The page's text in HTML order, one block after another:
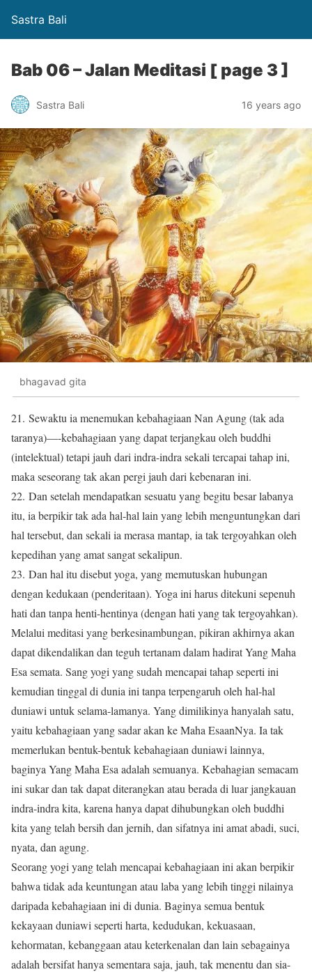
Sastra Bali
Bab 06 – Jalan Meditasi [ page 3 ]
Sastra Bali 16 years ago
bhagavad gita
21. Sewaktu ia menemukan kebahagiaan Nan Agung (tak ada
taranya)—-kebahagiaan yang dapat terjangkau oleh buddhi
(intelektual) tetapi jauh dari indra-indra sekali tercapai tahap ini,
maka seseorang tak akan pergi jauh dari kebenaran ini.
22. Dan setelah mendapatkan sesuatu yang begitu besar labanya
itu, ia berpikir tak ada hal-hal lain yang lebih menguntungkan dari
hal tersebut, dan sekali ia merasa mantap, ia tak tergoyahkan oleh
kepedihan yang amat sangat sekalipun.
23. Dan hal itu disebut yoga, yang memutuskan hubungan
dengan kedukaan (penderitaan). Yoga ini harus ditekuni sepenuh
hati dan tanpa henti-hentinya (dengan hati yang tak tergoyahkan).
Melalui meditasi yang berkesinambungan, pikiran akhirnya akan
dapat dikendalikan dan teguh tertanam dalam hadirat Yang Maha
Esa semata. Sang yogi yang sudah mencapai tahap seperti ini
kemudian tinggal di dunia ini tanpa terpengaruh oleh hal-hal
duniawi untuk selama-lamanya. Yang dimilikinya hanyalah satu,
yaitu kebahagiaan yang sadar akan ke Maha EsaanNya. Ia tak
memerlukan bentuk-bentuk kebahagiaan duniawi lainnya,
baginya Yang Maha Esa adalah semuanya. Kebahagian semacam
ini sukar dan tak dapat diterangkan atau berada di luar jangkauan
indra-indra kita, karena hanya dapat dihubungkan oleh buddhi
kita yang telah bersih dan jernih, dan sifatnya ini amat abadi, suci,
nyata, dan agung.
Seorang yogi yang telah mencapai kebahagiaan ini akan berpikir
bahwa tidak ada keuntungan atau laba yang lebih tinggi nilainya
daripada kebahagiaan ini di dunia. Baginya semua bentuk
kekayaan duniawi seperti harta, kedudukan, kekuasaan,
kehormatan, kebanggaan atau keterkenalan dan lain sebagainya
adalah bersifat hanya sementara saja, jauh, tak menentu dan sia-